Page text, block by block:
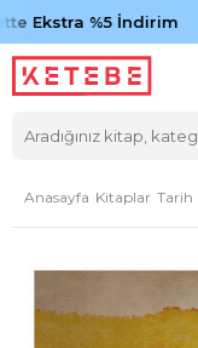
Ekstra %5 İndirim
Anasayfa Kitaplar Tarih